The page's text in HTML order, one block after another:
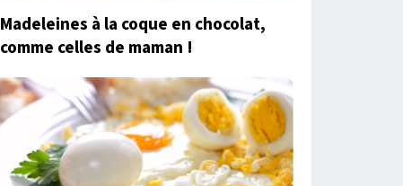
Madeleines à la coque en chocolat,
comme celles de maman !